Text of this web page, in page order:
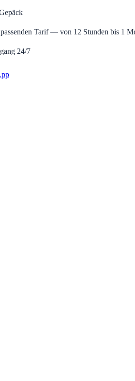
Tarif — von 12 Stunden bis 1
24/7